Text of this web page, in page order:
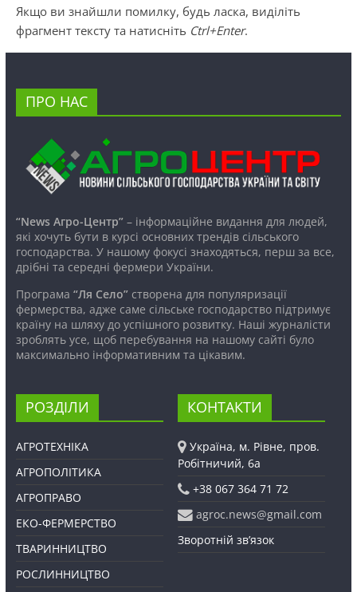
Якщо ви знайшли помилку, будь ласка, виділіть
фрагмент тексту та натисніть Ctrl+Enter.
ПРО НАС
“News Агро-Центр”– інформаційне видання для людей,
які хочуть бути в курсі основних трендів сільського
господарства. У нашому фокусі знаходяться, перш за все,
дрібні та середні фермери України.
Програма “Ля Село”створена для популяризації
фермерства, адже саме сільське господарство підтримує
країну на шляху до успішного розвитку. Наші журналісти
зроблять усе, щоб перебування на нашому сайті було
максимально інформативним та цікавим.
РОЗДІЛИ
АГРОТЕХНІКА
АГРОПОЛІТИКА
АГРОПРАВО
ЕКО-ФЕРМЕРСТВО
ТВАРИННИЦТВО
РОСЛИННИЦТВО
КОНТАКТИ
Україна, м. Рівне, пров.
Робітничий, 6а
+38 067 364 71 72
agroc.news@gmail.com
Зворотній зв’язок